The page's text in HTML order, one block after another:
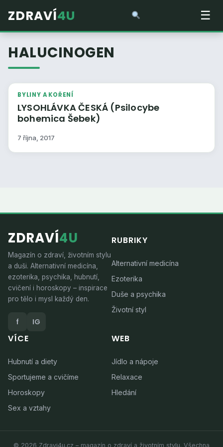
ZDRAVÍ4U ☰
HALUCINOGEN
BYLINY A KOŘENÍ
LYSOHLÁVKA ČESKÁ (Psilocybe
bohemica Šebek)
7 října, 2017
ZDRAVÍ4U
Magazín o zdraví, životním stylu
a duši. Alternativní medicína,
ezoterika, psychika, hubnutí,
cvičení i horoskopy – inspirace
pro tělo i mysl každý den.
f IG
RUBRIKY
Alternativní medicína
Ezoterika
Duše a psychika
Životní styl
VÍCE
Hubnutí a diety
Sportujeme a cvičíme
Horoskopy
Sex a vztahy
WEB
Jídlo a nápoje
Relaxace
Hledání
© 2026 Zdravi4u.cz – magazín o zdraví a životním stylu. Všechna